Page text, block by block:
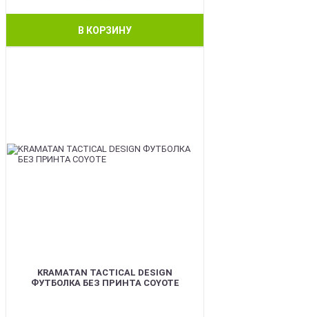
В КОРЗИНУ
KRAMATAN TACTICAL DESIGN
ФУТБОЛКА БЕЗ ПРИНТА COYOTE